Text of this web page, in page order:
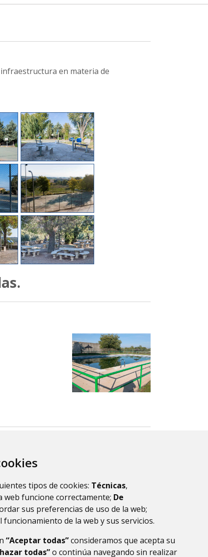
tipos de cookies: Técnicas,
web funcione correctamente; De
sus preferencias de uso de la web;
funcionamiento de la web y sus servicios.
“Aceptar todas”consideramos que acepta su
todas”o continúa navegando sin realizar
en materia de